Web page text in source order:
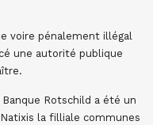
voire pénalement illégal
une autorité publique
Rotschild a été un
la filliale communes